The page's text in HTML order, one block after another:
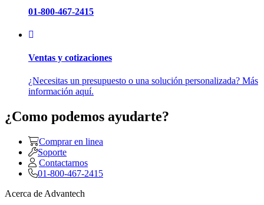
01-800-467-2415
Ventas y cotizaciones
¿Necesitas un presupuesto o una solución personalizada? Más
información aquí.
¿Como podemos ayudarte?
Comprar en linea
Soporte
Contactarnos
01-800-467-2415
Acerca de Advantech